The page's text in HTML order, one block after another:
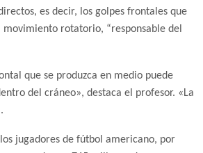
es decir, los golpes frontales que
rotatorio, “responsable del
que se produzca en medio puede
del cráneo», destaca el profesor. «La
jugadores de fútbol americano, por